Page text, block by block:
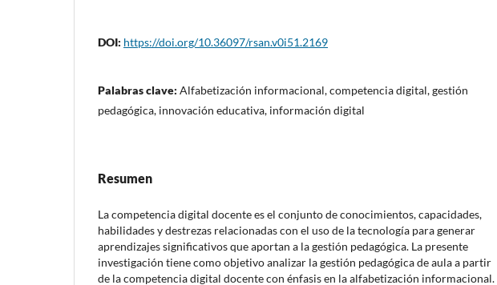
DOI: https://doi.org/10.36097/rsan.v0i51.2169
Palabras clave: Alfabetización informacional, competencia digital, gestión
pedagógica, innovación educativa, información digital
Resumen
La competencia digital docente es el conjunto de conocimientos, capacidades,
habilidades y destrezas relacionadas con el uso de la tecnología para generar
aprendizajes significativos que aportan a la gestión pedagógica. La presente
investigación tiene como objetivo analizar la gestión pedagógica de aula a partir
de la competencia digital docente con énfasis en la alfabetización informacional.